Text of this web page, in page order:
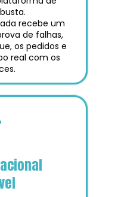
recebe um
de falhas,
os pedidos e
real com os